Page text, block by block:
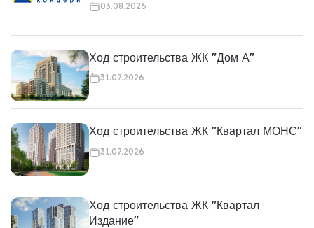
03.08.2026
Ход строительства ЖК "Дом А"
31.07.2026
Ход строительства ЖК "Квартал МОНС"
31.07.2026
Ход строительства ЖК "Квартал
Издание"